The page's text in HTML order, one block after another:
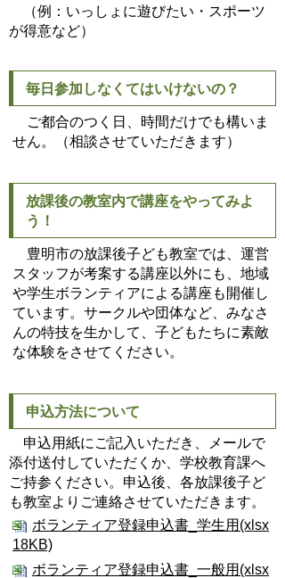
（例：いっしょに遊びたい・スポーツ
が得意など）
毎日参加しなくてはいけないの？
ご都合のつく日、時間だけでも構いま
せん。（相談させていただきます）
放課後の教室内で講座をやってみよ
う！
豊明市の放課後子ども教室では、運営
スタッフが考案する講座以外にも、地域
や学生ボランティアによる講座も開催し
ています。サークルや団体など、みなさ
んの特技を生かして、子どもたちに素敵
な体験をさせてください。
申込方法について
申込用紙にご記入いただき、メールで
添付送付していただくか、学校教育課へ
ご持参ください。申込後、各放課後子ど
も教室よりご連絡させていただきます。
ボランティア登録申込書_学生用(xlsx
18KB)
ボランティア登録申込書_一般用(xlsx